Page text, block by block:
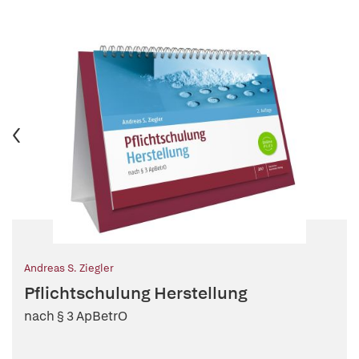
Andreas S. Ziegler
Pflichtschulung Herstellung
nach § 3 ApBetrO